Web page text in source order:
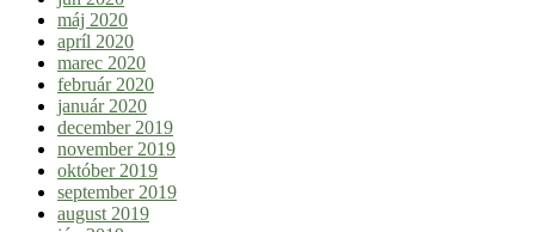
máj 2020
apríl 2020
marec 2020
február 2020
január 2020
december 2019
november 2019
október 2019
september 2019
august 2019